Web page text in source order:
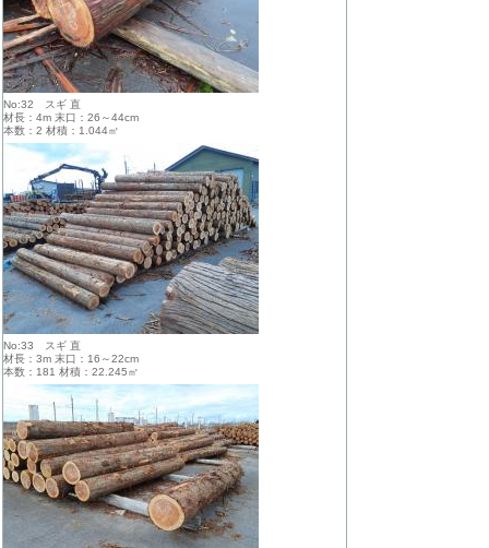
No:32 スギ 直
材長：4m 末口：26～44cm
本数：2 材積：1.044㎥
No:33 スギ 直
材長：3m 末口：16～22cm
本数：181 材積：22.245㎥